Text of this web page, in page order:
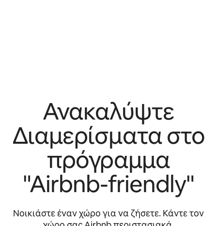
Ανακαλύψτε
Διαμερίσματα στο
πρόγραμμα
"Airbnb-friendly"
Νοικιάστε έναν χώρο για να ζήσετε. Κάντε τον